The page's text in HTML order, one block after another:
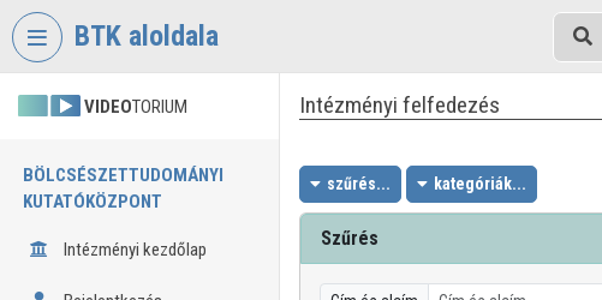
Fejléc kihagyása
BTK aloldala
VIDEOTORIUM
BÖLCSÉSZETTUDOMÁNYI
KUTATÓKÖZPONT
Intézményi kezdőlap
Intézményi felfedezés
szűrés... kategóriák...
Szűrés